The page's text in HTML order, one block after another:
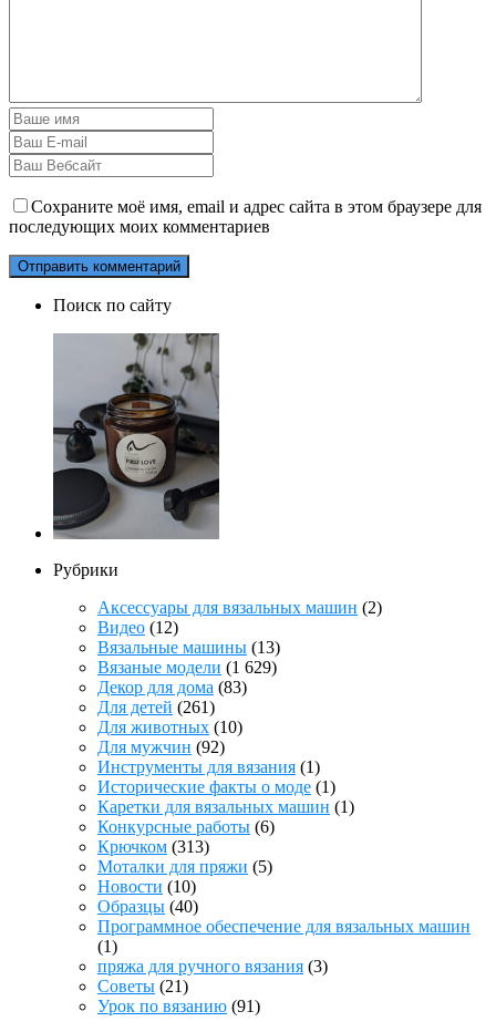
Сохраните моё имя, email и адрес сайта в этом браузере для
последующих моих комментариев
Поиск по сайту
Рубрики
Аксессуары для вязальных машин (2)
Видео (12)
Вязальные машины (13)
Вязаные модели (1 629)
Декор для дома (83)
Для детей (261)
Для животных (10)
Для мужчин (92)
Инструменты для вязания (1)
Исторические факты о моде (1)
Каретки для вязальных машин (1)
Конкурсные работы (6)
Крючком (313)
Моталки для пряжи (5)
Новости (10)
Образцы (40)
Программное обеспечение для вязальных машин
(1)
пряжа для ручного вязания (3)
Советы (21)
Урок по вязанию (91)